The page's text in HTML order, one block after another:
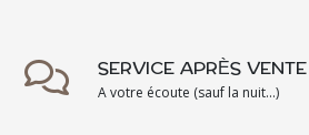
SERVICE APRÈS VENTE
A votre écoute (sauf la nuit...)